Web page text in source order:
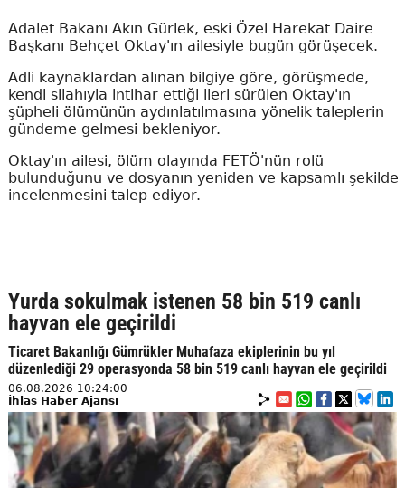
Adalet Bakanı Akın Gürlek, eski Özel Harekat Daire
Başkanı Behçet Oktay'ın ailesiyle bugün görüşecek.
Adli kaynaklardan alınan bilgiye göre, görüşmede,
kendi silahıyla intihar ettiği ileri sürülen Oktay'ın
şüpheli ölümünün aydınlatılmasına yönelik taleplerin
gündeme gelmesi bekleniyor.
Oktay'ın ailesi, ölüm olayında FETÖ'nün rolü
bulunduğunu ve dosyanın yeniden ve kapsamlı şekilde
incelenmesini talep ediyor.
Yurda sokulmak istenen 58 bin 519 canlı
hayvan ele geçirildi
Ticaret Bakanlığı Gümrükler Muhafaza ekiplerinin bu yıl
düzenlediği 29 operasyonda 58 bin 519 canlı hayvan ele geçirildi
06.08.2026 10:24:00
İhlas Haber Ajansı